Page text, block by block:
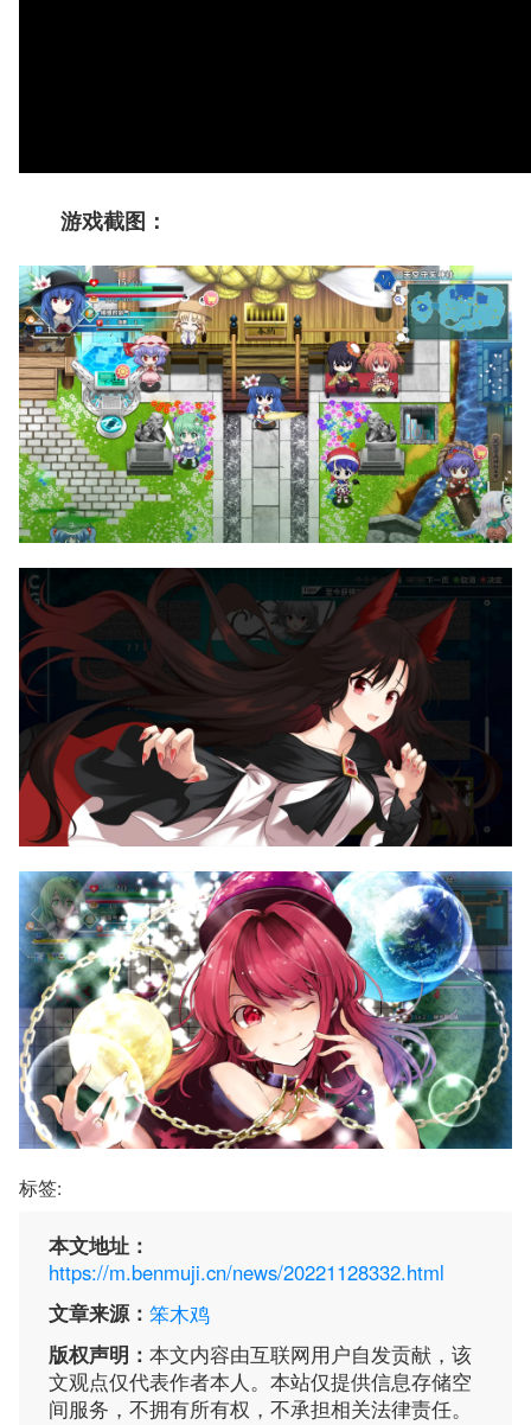
游戏截图：
标签:
本文地址：
https://m.benmuji.cn/news/20221128332.html
文章来源： 笨木鸡
版权声明： 本文内容由互联网用户自发贡献，该
文观点仅代表作者本人。本站仅提供信息存储空
间服务，不拥有所有权，不承担相关法律责任。